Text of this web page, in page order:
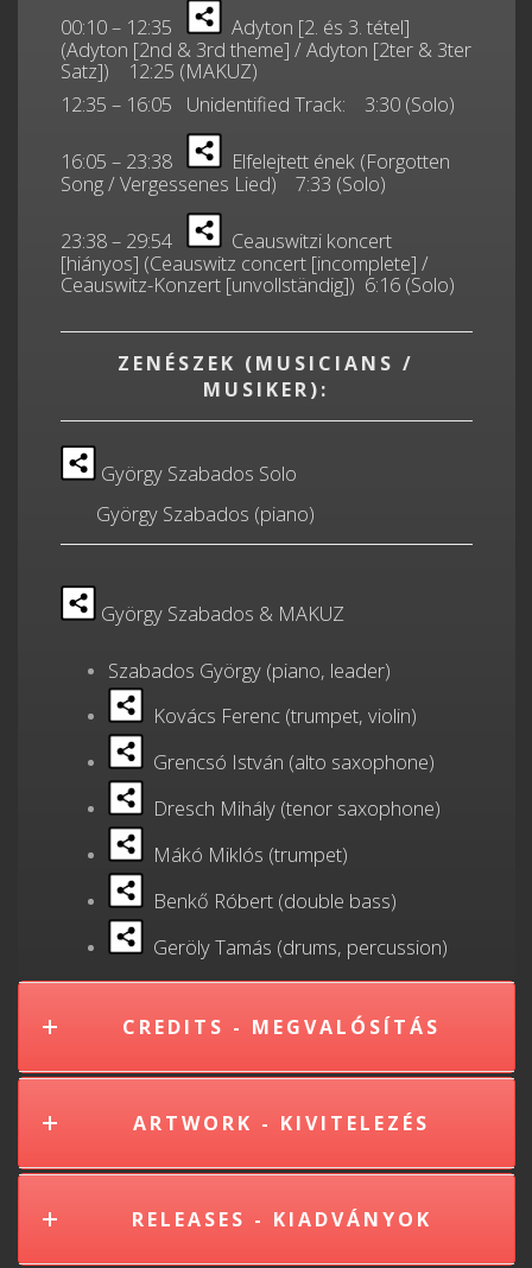
00:10 – 12:35
Adyton [2. és 3. tétel]
(Adyton [2nd & 3rd theme] / Adyton [2ter & 3ter
Satz]) 12:25 (MAKUZ)
12:35 – 16:05 Unidentified Track: 3:30 (Solo)
16:05 – 23:38
Elfelejtett ének (Forgotten
Song / Vergessenes Lied) 7:33 (Solo)
23:38 – 29:54
Ceauswitzi koncert
[hiányos] (Ceauswitz concert [incomplete] /
Ceauswitz-Konzert [unvollständig]) 6:16 (Solo)
ZENÉSZEK (MUSICIANS /
MUSIKER):
György Szabados Solo
György Szabados (piano)
György Szabados & MAKUZ
Szabados György (piano, leader)
Kovács Ferenc (trumpet, violin)
Grencsó István (alto saxophone)
Dresch Mihály (tenor saxophone)
Mákó Miklós (trumpet)
Benkő Róbert (double bass)
Geröly Tamás (drums, percussion)
CREDITS - MEGVALÓSÍTÁS
ARTWORK - KIVITELEZÉS
RELEASES - KIADVÁNYOK